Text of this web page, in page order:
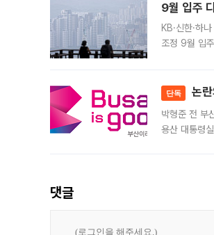
9월 입주
KB·신한·하
조정 9월 입
단독 논
박형준 전 부
용산 대통령
댓글